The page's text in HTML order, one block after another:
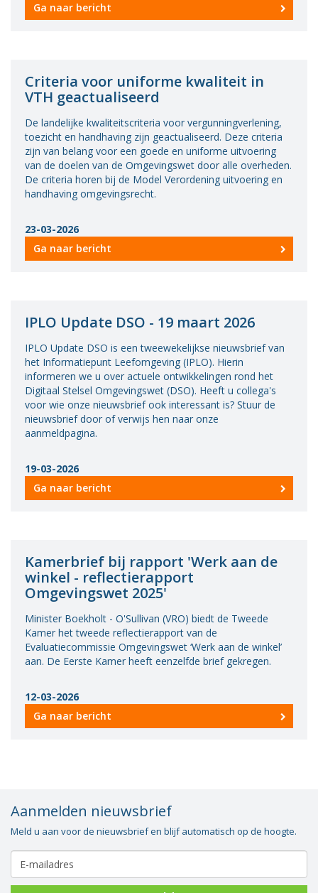
Ga naar bericht
Criteria voor uniforme kwaliteit in
VTH geactualiseerd
De landelijke kwaliteitscriteria voor vergunningverlening,
toezicht en handhaving zijn geactualiseerd. Deze criteria
zijn van belang voor een goede en uniforme uitvoering
van de doelen van de Omgevingswet door alle overheden.
De criteria horen bij de Model Verordening uitvoering en
handhaving omgevingsrecht.
23-03-2026
Ga naar bericht
IPLO Update DSO - 19 maart 2026
IPLO Update DSO is een tweewekelijkse nieuwsbrief van
het Informatiepunt Leefomgeving (IPLO). Hierin
informeren we u over actuele ontwikkelingen rond het
Digitaal Stelsel Omgevingswet (DSO). Heeft u collega's
voor wie onze nieuwsbrief ook interessant is? Stuur de
nieuwsbrief door of verwijs hen naar onze
aanmeldpagina.
19-03-2026
Ga naar bericht
Kamerbrief bij rapport 'Werk aan de
winkel - reflectierapport
Omgevingswet 2025'
Minister Boekholt - O'Sullivan (VRO) biedt de Tweede
Kamer het tweede reflectierapport van de
Evaluatiecommissie Omgevingswet ‘Werk aan de winkel’
aan. De Eerste Kamer heeft eenzelfde brief gekregen.
12-03-2026
Ga naar bericht
Aanmelden nieuwsbrief
Meld u aan voor de nieuwsbrief en blijf automatisch op de hoogte.